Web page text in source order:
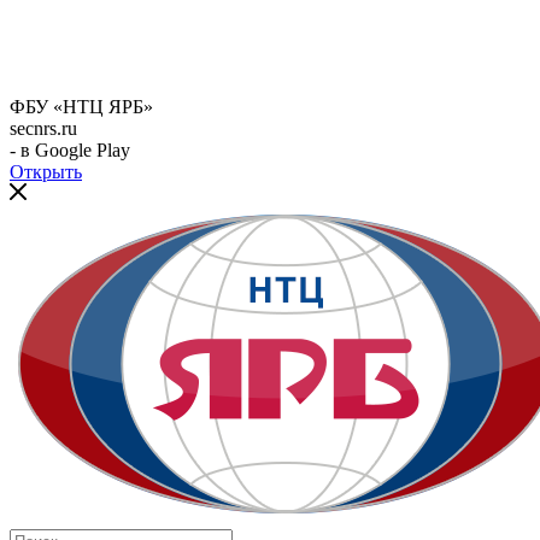
ФБУ «НТЦ ЯРБ»
secnrs.ru
- в Google Play
Открыть